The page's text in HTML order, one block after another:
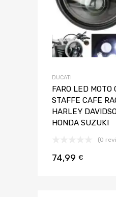
DUCATI
FARO LED MOTO
STAFFE CAFE
HARLEY
HONDA SUZUKI
(0
74,99 €